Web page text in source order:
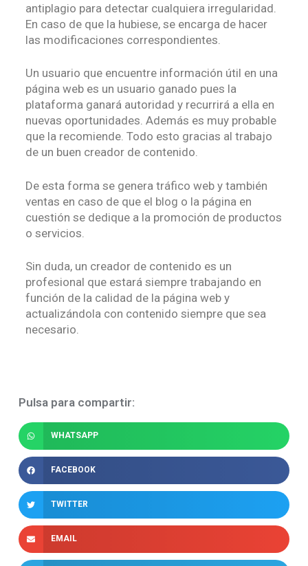
antiplagio para detectar cualquiera irregularidad.
En caso de que la hubiese, se encarga de hacer
las modificaciones correspondientes.
Un usuario que encuentre información útil en una
página web es un usuario ganado pues la
plataforma ganará autoridad y recurrirá a ella en
nuevas oportunidades. Además es muy probable
que la recomiende. Todo esto gracias al trabajo
de un buen creador de contenido.
De esta forma se genera tráfico web y también
ventas en caso de que el blog o la página en
cuestión se dedique a la promoción de productos
o servicios.
Sin duda, un creador de contenido es un
profesional que estará siempre trabajando en
función de la calidad de la página web y
actualizándola con contenido siempre que sea
necesario.
Pulsa para compartir:
WHATSAPP
FACEBOOK
TWITTER
EMAIL